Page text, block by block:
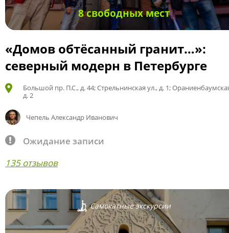
8 свободных мест
«Домов обтёсанный гранит…»:
северный модерн в Петербурге
Большой пр. П.С., д. 44; Стрельнинская ул., д. 1;
д. 2
Чепель Александр Иванович
Ожидание записи
135 отзывов
Самокатные экскурсии